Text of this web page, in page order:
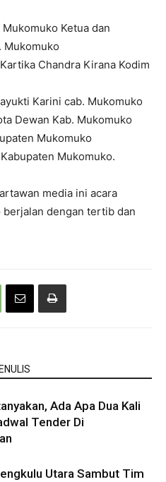
Ketua dan
Mukomuko
Chandra Kirana Kodim
Karini cab. Mukomuko
Dewan Kab. Mukomuko
Mukomuko
Mukomuko.
media ini acara
berjalan dengan tertib dan
Ada Apa Dua Kali
Tender Di
Utara Sambut Tim